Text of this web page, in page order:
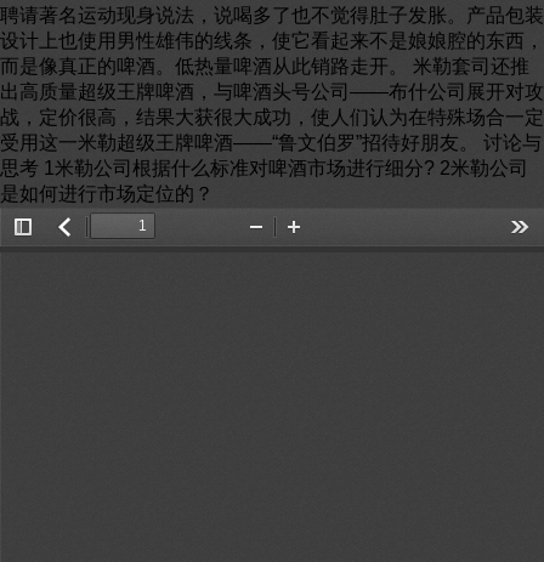
聘请著名运动现身说法，说喝多了也不觉得肚子发胀。产品包装
设计上也使用男性雄伟的线条，使它看起来不是娘娘腔的东西，
而是像真正的啤酒。低热量啤酒从此销路走开。 米勒套司还推
出高质量超级王牌啤酒，与啤酒头号公司——布什公司展开对攻
战，定价很高，结果大获很大成功，使人们认为在特殊场合一定
受用这一米勒超级王牌啤酒——“鲁文伯罗”招待好朋友。 讨论与
思考 1米勒公司根据什么标准对啤酒市场进行细分? 2米勒公司
是如何进行市场定位的？
Toggle返
Zoom